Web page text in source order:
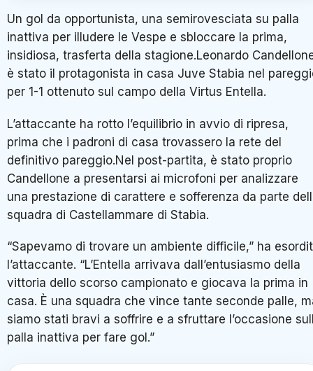
Un gol da opportunista, una semirovesciata su palla
inattiva per illudere le Vespe e sbloccare la prima,
insidiosa, trasferta della stagione.Leonardo
è stato il protagonista in casa Juve Stabia nel
per 1-1 ottenuto sul campo della Virtus Entella.
L’attaccante ha rotto l’equilibrio in avvio di ripresa,
prima che i padroni di casa trovassero la rete del
definitivo pareggio.Nel post-partita, è stato proprio
Candellone a presentarsi ai microfoni per analizzare
una prestazione di carattere e sofferenza da parte
squadra di Castellammare di Stabia.
“Sapevamo di trovare un ambiente difficile,” ha
l’attaccante. “L’Entella arrivava dall’entusiasmo della
vittoria dello scorso campionato e giocava la prima in
casa. È una squadra che vince tante seconde palle,
siamo stati bravi a soffrire e a sfruttare l’occasione
palla inattiva per fare gol.”